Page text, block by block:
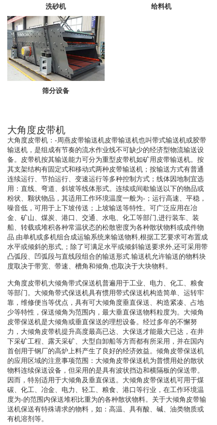
洗砂机 给料机
筛分设备
大角度皮带机
大角度皮带机：-周燕皮带输送机皮带输送机也叫带式输送机或胶带
输送机，是组成有节奏的流水作业线不可缺少的经济型物流输送设
备。皮带机按其输送能力可分为重型皮带机如矿用皮带输送机。按
其支架结构有固定式和移动式两种皮带输送机；按输送方式有普通
连续运行、节拍运行、变速运行等多种控制方式；线体因地制宜选
用：直线、弯道、斜坡等线体形式。连续或间歇输送以下的物品或
粉状、颗状物品，其适用工作环境温度一般为-；运行高速、平稳，
噪音低，可用于上下坡传送；上坡输送等特性。可广泛应用在冶
金、矿山、煤炭、港口、交通、水电、化工等部门,进行装车、装
船、转载或堆积各种常温状态的松散密度为各种散状物料或成件物
品.由单机或多机组合成运输系统来输送物料,根据工艺要求可布置成
水平或倾斜的形式,；除了可满足水平或倾斜输送要求外,还可采用带
凸弧段、凹弧段与直线段组合的输送形式.输送机允许输送的物料块
度取决于带宽、带速、槽角和倾角,也取决于大块物料。
大角度皮带机大倾角带式保送机普遍用于工业、电力、化工、粮食
等部门。大倾角带式保送机具有惯用带式保送机构造简单、运转牢
靠，维修便当等优点，具有可大倾角度垂直保送、构造紧凑、占地
少等特性，保送倾角为范围内，最大垂直保送物料粒度为。大倾角
皮带保送机是大倾角或垂直保送的理想设备。经过多年的不懈努
力，大倾角皮带机提升高度最高已达、大保送才能最大已达，在井
下采矿工程、露天采矿、大型自卸船等方而都有所采用，并在国内
首创用于钢厂的高炉上料产生了良好的经济效益。倾角皮带保送机
的应用区域的注意事项范围：大倾角皮带保送机为普惯用处的散状
物料连续保送设备，但采用的是具有波状挡边和横隔板的保送带。
因而，特别适用于大倾角及垂直保送。大倾角皮带保送机可用于煤
碳、化工、冶金、电力、轻工、粮食、港口等行业，在工作环境温
度为-的范围内保送堆积比重为的各种散状物料。关于大倾角皮带输
送机保送有特殊请求的物料，如：高温、具有酸、碱、油类物质或
有机溶剂等。